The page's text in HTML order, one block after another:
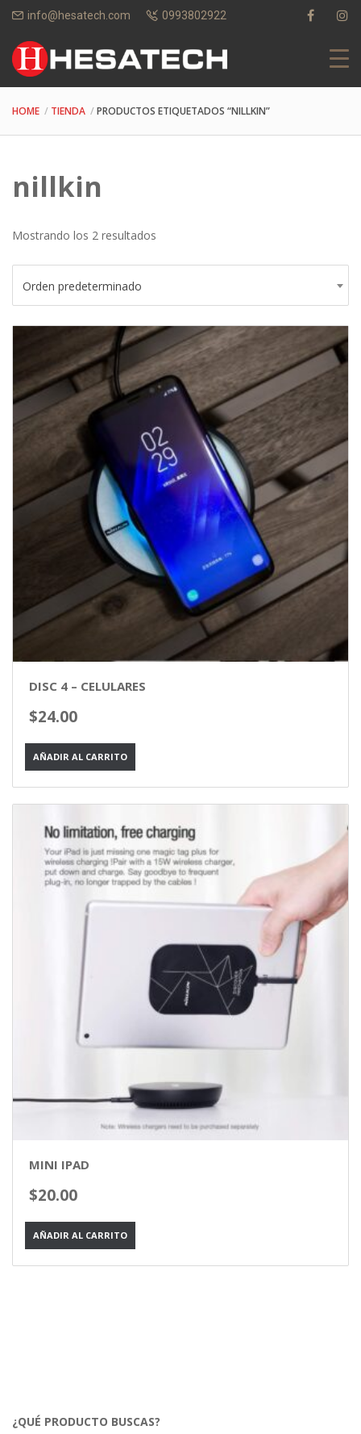
info@hesatech.com 0993802922
HOME TIENDA PRODUCTOS ETIQUETADOS “NILLKIN”
nillkin
Mostrando los 2 resultados
Orden predeterminado
DISC 4 – CELULARES
$24.00
AÑADIR AL CARRITO
MINI IPAD
$20.00
AÑADIR AL CARRITO
¿QUÉ PRODUCTO BUSCAS?